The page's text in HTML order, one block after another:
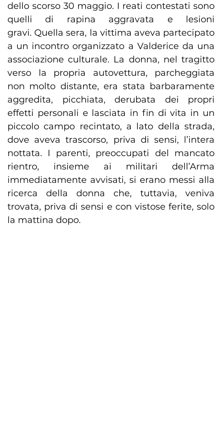
dello scorso 30 maggio. I reati contestati sono
quelli di rapina aggravata e lesioni
gravi. Quella sera, la vittima aveva partecipato
a un incontro organizzato a Valderice da una
associazione culturale. La donna, nel tragitto
verso la propria autovettura, parcheggiata
non molto distante, era stata barbaramente
aggredita, picchiata, derubata dei propri
effetti personali e lasciata in fin di vita in un
piccolo campo recintato, a lato della strada,
dove aveva trascorso, priva di sensi, l’intera
nottata. I parenti, preoccupati del mancato
rientro, insieme ai militari dell’Arma
immediatamente avvisati, si erano messi alla
ricerca della donna che, tuttavia, veniva
trovata, priva di sensi e con vistose ferite, solo
la mattina dopo.